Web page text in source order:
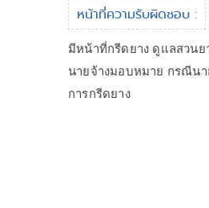
หน้าที่ความรับผิดชอบ :
มีหน้าที่กรีดยาง ดูแลสวนย
นายจ้างมอบหมาย กรณีน
การกรีดยาง